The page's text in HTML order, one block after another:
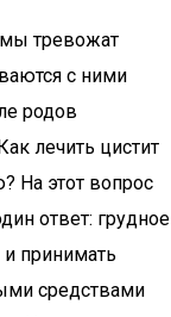
тревожат
с ними
родов
лечить цистит
На этот вопрос
ответ: грудное
принимать
средствами